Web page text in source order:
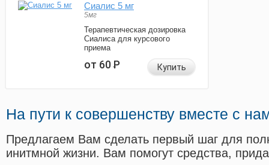
Сиалис 5 мг
5мг
Терапевтическая дозировка
Сиалиса для курсового
приема
от 60Р Купить
На пути к совершенству вместе с
Предлагаем Вам сделать первый шаг для
инитмной жизни. Вам помогут средства,